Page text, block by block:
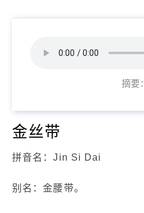
摘要：
金丝带
拼音名：Jin Si Dai
别名：金腰带。